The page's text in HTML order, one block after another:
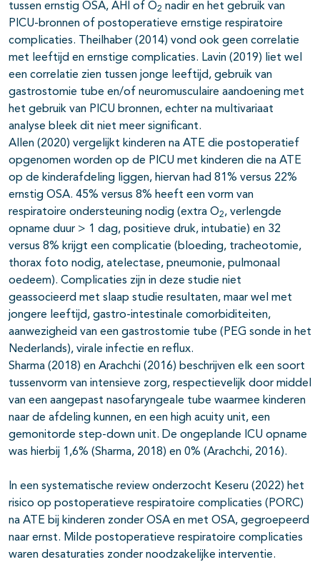
tussen ernstig OSA, AHI of O2 nadir en het gebruik van
PICU-bronnen of postoperatieve ernstige respiratoire
complicaties. Theilhaber (2014) vond ook geen correlatie
met leeftijd en ernstige complicaties. Lavin (2019) liet wel
een correlatie zien tussen jonge leeftijd, gebruik van
gastrostomie tube en/of neuromusculaire aandoening met
het gebruik van PICU bronnen, echter na multivariaat
analyse bleek dit niet meer significant.
Allen (2020) vergelijkt kinderen na ATE die postoperatief
opgenomen worden op de PICU met kinderen die na ATE
op de kinderafdeling liggen, hiervan had 81% versus 22%
ernstig OSA. 45% versus 8% heeft een vorm van
respiratoire ondersteuning nodig (extra O2, verlengde
opname duur > 1 dag, positieve druk, intubatie) en 32
versus 8% krijgt een complicatie (bloeding, tracheotomie,
thorax foto nodig, atelectase, pneumonie, pulmonaal
oedeem). Complicaties zijn in deze studie niet
geassocieerd met slaap studie resultaten, maar wel met
jongere leeftijd, gastro-intestinale comorbiditeiten,
aanwezigheid van een gastrostomie tube (PEG sonde in het
Nederlands), virale infectie en reflux.
Sharma (2018) en Arachchi (2016) beschrijven elk een soort
tussenvorm van intensieve zorg, respectievelijk door middel
van een aangepast nasofaryngeale tube waarmee kinderen
naar de afdeling kunnen, en een high acuity unit, een
gemonitorde step-down unit. De ongeplande ICU opname
was hierbij 1,6% (Sharma, 2018) en 0% (Arachchi, 2016).
In een systematische review onderzocht Keseru (2022) het
risico op postoperatieve respiratoire complicaties (PORC)
na ATE bij kinderen zonder OSA en met OSA, gegroepeerd
naar ernst. Milde postoperatieve respiratoire complicaties
waren desaturaties zonder noodzakelijke interventie.